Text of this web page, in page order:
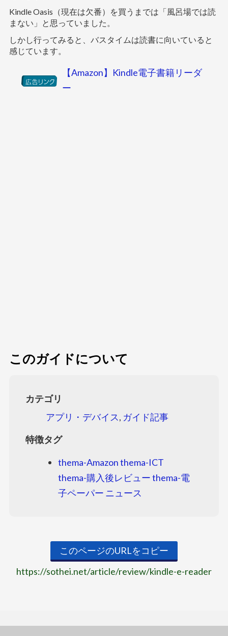
Kindle Oasis（現在は欠番）を買うまでは「風呂場では読
まない」と思っていました。
しかし行ってみると、バスタイムは読書に向いていると
感じています。
【Amazon】Kindle電子書籍リーダ
ー
このガイドについて
カテゴリ
アプリ・デバイス, ガイド記事
特徴タグ
thema-Amazonthema-ICT
thema-購入後レビューthema-電
子ペーパー ニュース
このページのURLをコピー
https://sothei.net/article/review/kindle-e-reader